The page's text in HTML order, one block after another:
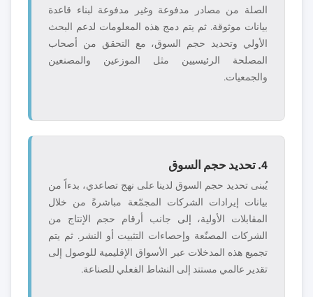
الصلة من مصادر مدفوعة وغير مدفوعة لبناء قاعدة
بيانات موثوقة. ثم يتم دمج هذه المعلومات لدعم البحث
الأولي وتحديد حجم السوق، مع التحقق من أصحاب
المصلحة الرئيسيين مثل الموزعين والمصنعين
والجمعيات.
4. تحديد حجم السوق
يُبنى تحديد حجم السوق لدينا على نهج تصاعدي، بدءاً من
بيانات إيرادات الشركات المجمّعة مباشرةً من خلال
المقابلات الأولية، إلى جانب أرقام حجم الإنتاج من
الشركات المصنّعة وإحصاءات التثبيت أو النشر. ثم يتم
تجميع هذه المدخلات عبر الأسواق الإقليمية للوصول إلى
تقدير عالمي مستند إلى النشاط الفعلي للصناعة.